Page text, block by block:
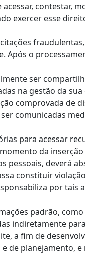
contestar,
exercer esse
o
ser
na gestão da sua
comprovada de
comunicadas
para acessar
da inserção
pessoais, deverá
constituir
por tais
padrão,
indiretamente
a fim de
de planejamento,